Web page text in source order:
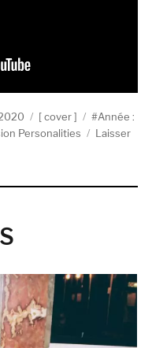
Catégories
cover Étiquettes
Année :
Personalities
Laisser